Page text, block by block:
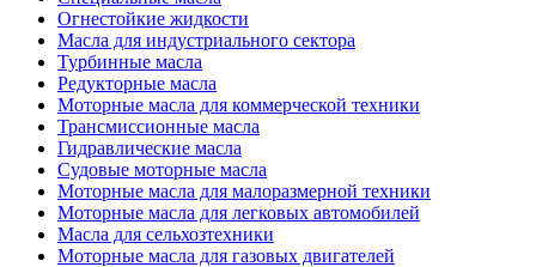
Огнестойкие жидкости
Масла для индустриального сектора
Турбинные масла
Редукторные масла
Моторные масла для коммерческой техники
Трансмиссионные масла
Гидравлические масла
Судовые моторные масла
Моторные масла для малоразмерной техники
Моторные масла для легковых автомобилей
Масла для сельхозтехники
Моторные масла для газовых двигателей